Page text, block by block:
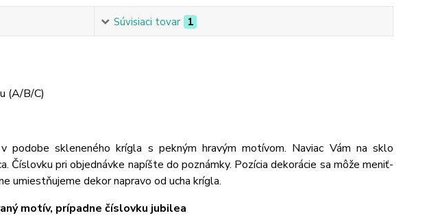
Súvisiaci tovar 1
(A/B/C)
podobe skleneného krígla s pekným hravým motívom. Naviac Vám na sklo
Číslovku pri objednávke napíšte do poznámky. Pozícia dekorácie sa môže meniť-
umiestňujeme dekor napravo od ucha krígla.
motív, prípadne číslovku jubilea